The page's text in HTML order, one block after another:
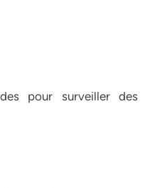
pour surveiller des